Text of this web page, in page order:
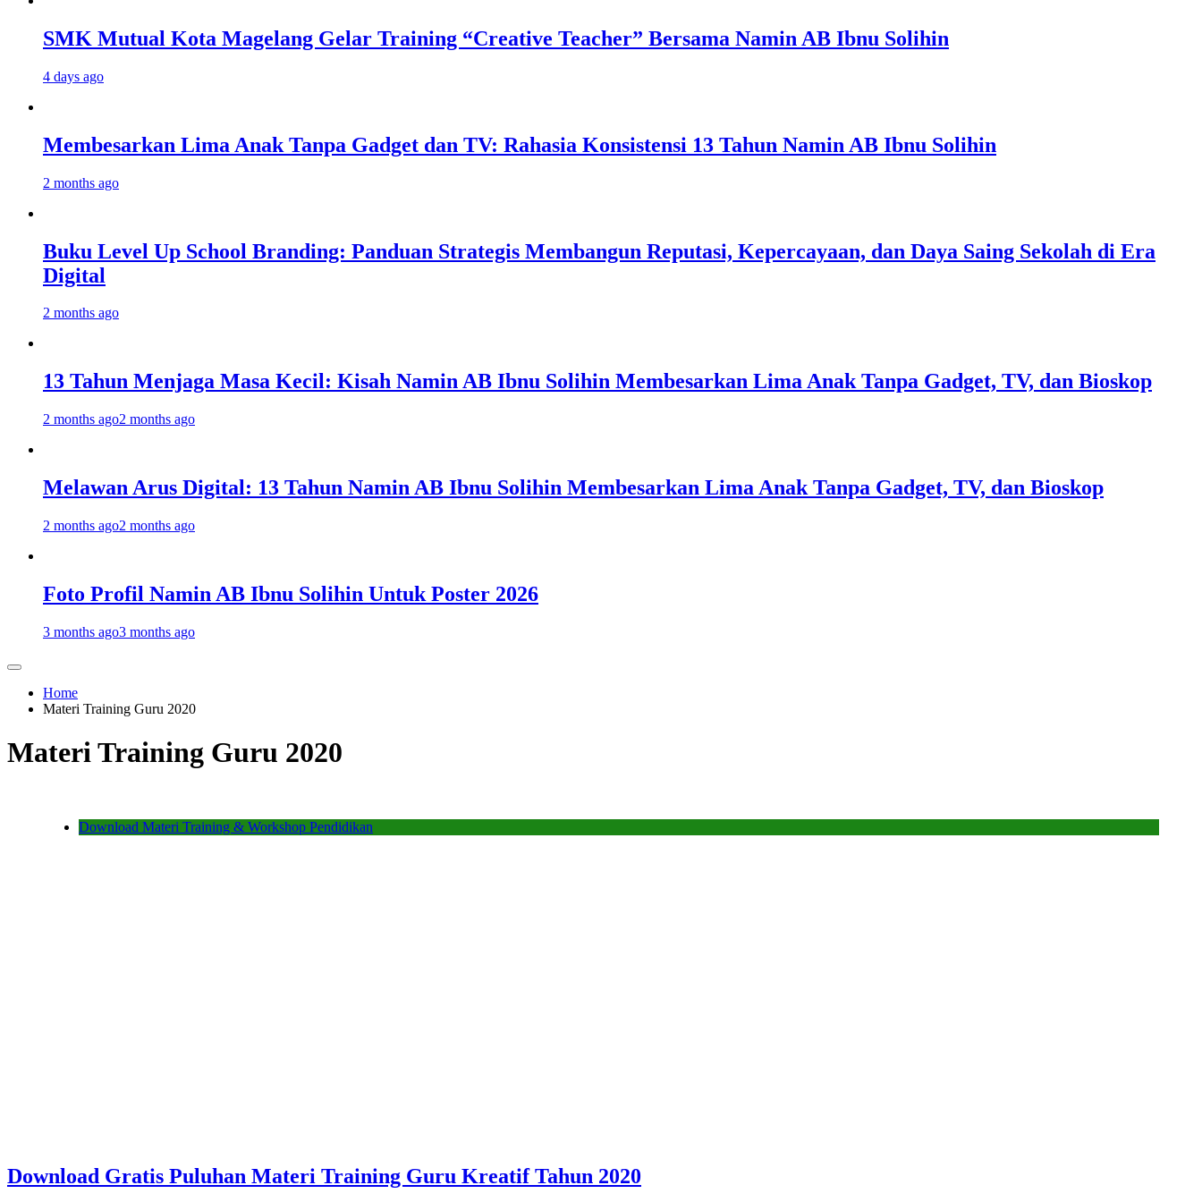
SMK Mutual Kota Magelang Gelar Training “Creative Teacher” Bersama Namin AB Ibnu Solihin
4 days ago
Membesarkan Lima Anak Tanpa Gadget dan TV: Rahasia Konsistensi 13 Tahun Namin AB Ibnu Solihin
2 months ago
Buku Level Up School Branding: Panduan Strategis Membangun Reputasi, Kepercayaan, dan Daya Saing Sekolah di Era
Digital
2 months ago
13 Tahun Menjaga Masa Kecil: Kisah Namin AB Ibnu Solihin Membesarkan Lima Anak Tanpa Gadget, TV, dan Bioskop
2 months ago2 months ago
Melawan Arus Digital: 13 Tahun Namin AB Ibnu Solihin Membesarkan Lima Anak Tanpa Gadget, TV, dan Bioskop
2 months ago2 months ago
Foto Profil Namin AB Ibnu Solihin Untuk Poster 2026
3 months ago3 months ago
Home
Materi Training Guru 2020
Materi Training Guru 2020
Download Materi Training & Workshop Pendidikan
Download Gratis Puluhan Materi Training Guru Kreatif Tahun 2020